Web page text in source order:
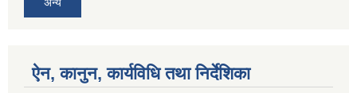
ऐन, कानुन, कार्यविधि तथा निर्देशिका